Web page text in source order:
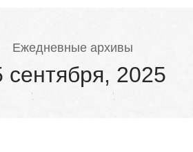
Ежедневные архивы
сентября, 2025